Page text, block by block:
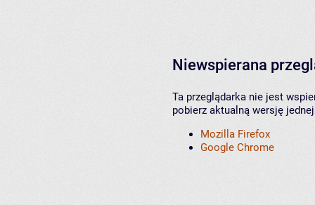
Niewspierana
Ta przeglądarka nie jest
pobierz aktualną wersję
Mozilla Firefox
Google Chrome